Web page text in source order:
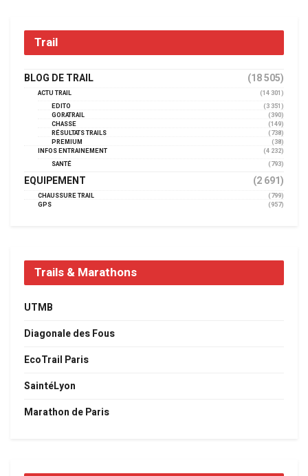
Trail
BLOG DE TRAIL (18 505)
ACTU TRAIL
(14 301)
EDITO
(3 351)
GORATRAIL
(390)
CHASSE
(149)
RÉSULTATS TRAILS
(738)
PREMIUM
(38)
INFOS ENTRAINEMENT
(4 232)
SANTÉ
(793)
EQUIPEMENT (2 691)
CHAUSSURE TRAIL
(799)
GPS
(957)
Trails & Marathons
UTMB
Diagonale des Fous
EcoTrail Paris
SaintéLyon
Marathon de Paris